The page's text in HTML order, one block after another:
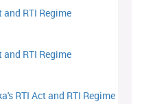
RTI Regime
RTI Regime
RTI Act and RTI Regime